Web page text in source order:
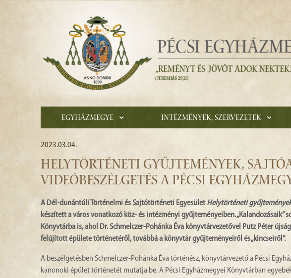
Egyházmegye Intézmények, szervezetek
2023.03.04.
HELYTÖRTÉNETI GYŰJTEMÉNYEK,
VIDEÓBESZÉLGETÉS A PÉCSI
A Dél-dunántúli Történelmi és Sajtótörténeti EgyesületHelytörténeti
készített a város vonatkozó köz- és intézményi gyűjteményeiben.
Könyvtárba is, ahol Dr. Schmelczer-Pohánka Éva könyvtárvezetővel Putz Péter
felújított épülete történetéről, továbbá a könyvtár gyűjteményeiről és „kincseiről”.
A beszélgetésben Schmelczer-Pohánka Éva történész, könyvtárvezető a Pécsi
kanonoki épület történetét mutatja be. A Pécsi Egyházmegyei Könyvtárban